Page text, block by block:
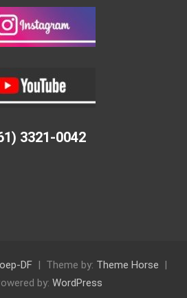
3321-0042
DF Theme by: Theme Horse
by: WordPress